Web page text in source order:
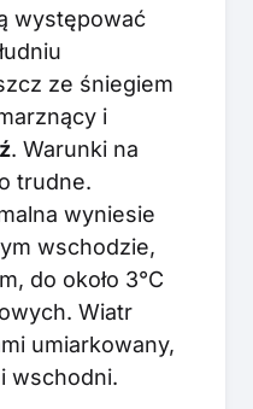
występować
ze śniegiem
i
. Warunki na
trudne.
wyniesie
wschodzie,
do około 3°C
Wiatr
umiarkowany,
wschodni.